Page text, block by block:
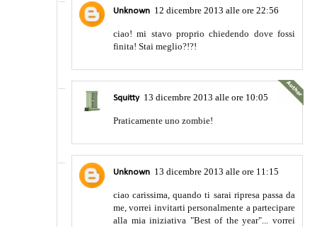
Unknown 12 dicembre 2013 alle ore 22:56
ciao! mi stavo proprio chiedendo dove fossi
finita! Stai meglio?!?!
Squitty 13 dicembre 2013 alle ore 10:05
Praticamente uno zombie!
Unknown 13 dicembre 2013 alle ore 11:15
ciao carissima, quando ti sarai ripresa passa da
me, vorrei invitarti personalmente a partecipare
alla mia iniziativa "Best of the year"... vorrei